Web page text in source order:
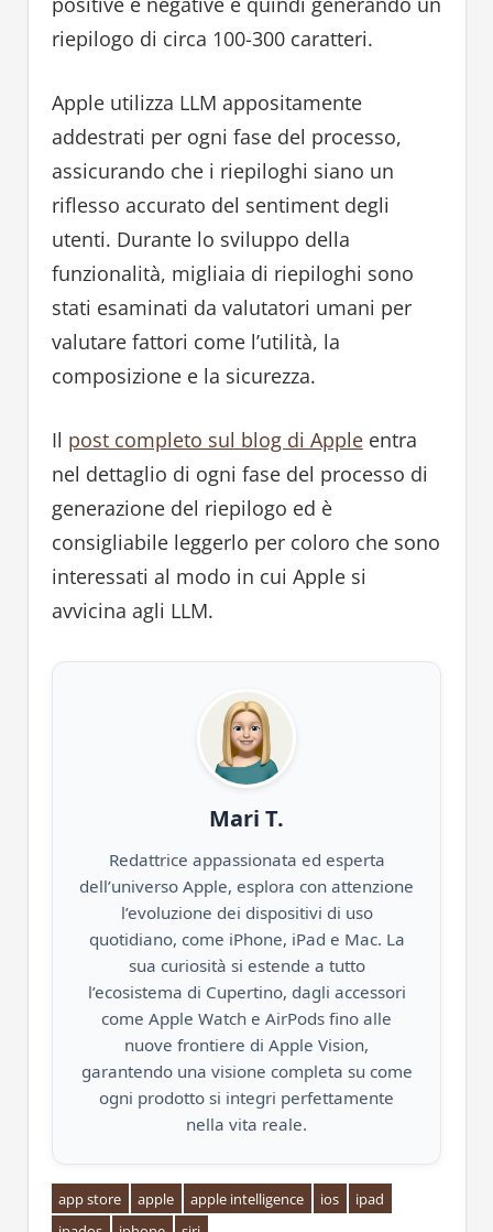
riepilogo di circa 100-300 caratteri.
Apple utilizza LLM appositamente
addestrati per ogni fase del processo,
assicurando che i riepiloghi siano un
riflesso accurato del sentiment degli
utenti. Durante lo sviluppo della
funzionalità, migliaia di riepiloghi sono
stati esaminati da valutatori umani per
valutare fattori come l’utilità, la
composizione e la sicurezza.
Il post completo sul blog di Appleentra
nel dettaglio di ogni fase del processo di
generazione del riepilogo ed è
consigliabile leggerlo per coloro che sono
interessati al modo in cui Apple si
avvicina agli LLM.
Mari T.
Redattrice appassionata ed esperta
dell’universo Apple, esplora con attenzione
l’evoluzione dei dispositivi di uso
quotidiano, come iPhone, iPad e Mac. La
sua curiosità si estende a tutto
l’ecosistema di Cupertino, dagli accessori
come Apple Watch e AirPods fino alle
nuove frontiere di Apple Vision,
garantendo una visione completa su come
ogni prodotto si integri perfettamente
nella vita reale.
app store apple apple intelligence ios
ipad